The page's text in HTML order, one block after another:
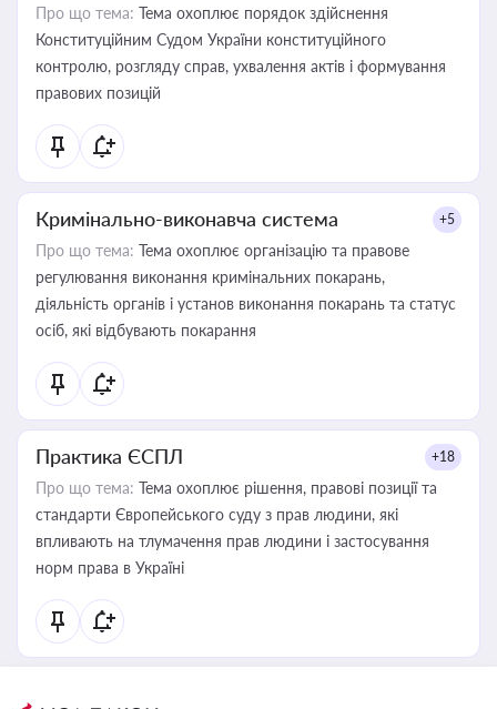
Про що тема: Тема охоплює порядок здійснення
Конституційним Судом України конституційного
контролю, розгляду справ, ухвалення актів і формування
правових позицій
Кримінально-виконавча система +5
Про що тема: Тема охоплює організацію та правове
регулювання виконання кримінальних покарань,
діяльність органів і установ виконання покарань та статус
осіб, які відбувають покарання
Практика ЄСПЛ +18
Про що тема: Тема охоплює рішення, правові позиції та
стандарти Європейського суду з прав людини, які
впливають на тлумачення прав людини і застосування
норм права в Україні